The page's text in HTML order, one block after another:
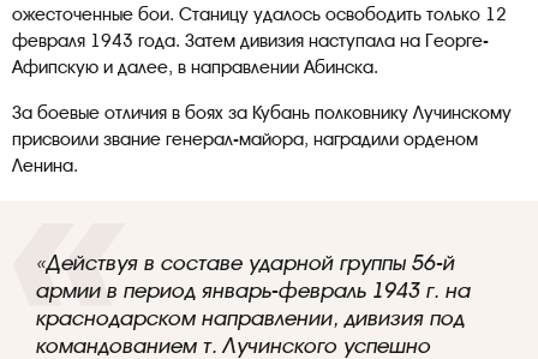
ожесточенные бои. Станицу удалось освободить только 12
февраля 1943 года. Затем дивизия наступала на Георге-
Афипскую и далее, в направлении Абинска.
За боевые отличия в боях за Кубань полковнику Лучинскому
присвоили звание генерал-майора, наградили орденом
Ленина.
«Действуя в составе ударной группы 56-й
армии в период январь-февраль 1943 г. на
краснодарском направлении, дивизия под
командованием т. Лучинского успешно